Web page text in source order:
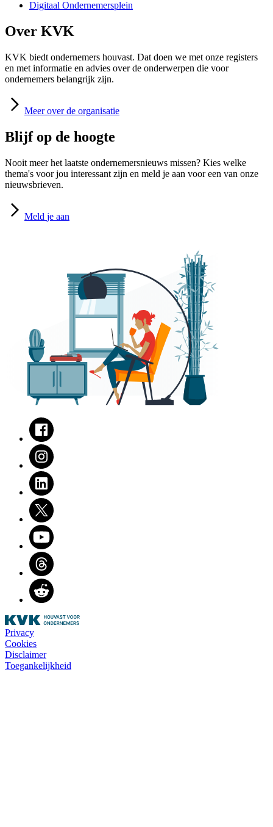
Digitaal Ondernemersplein
Over KVK
KVK biedt ondernemers houvast. Dat doen we met onze registers
en met informatie en advies over de onderwerpen die voor
ondernemers belangrijk zijn.
Meer over de organisatie
Blijf op de hoogte
Nooit meer het laatste ondernemersnieuws missen? Kies welke
thema's voor jou interessant zijn en meld je aan voor een van onze
nieuwsbrieven.
Meld je aan
Facebook
Instagram
LinkedIn
Twitter
Youtube
Threads
Reddit
Privacy
Cookies
Disclaimer
Toegankelijkheid